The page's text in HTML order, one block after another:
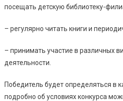
посещать детскую библиотеку-
– регулярно читать книги и
– принимать участие в различных
деятельности.
Победитель будет определяться в
подробно об условиях конкурса